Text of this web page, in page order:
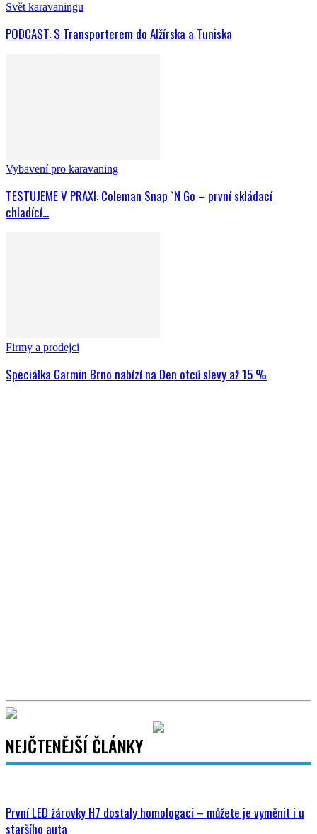
Svět karavaningu
PODCAST: S Transporterem do Alžírska a Tuniska
Vybavení pro karavaning
TESTUJEME V PRAXI: Coleman Snap `N Go – první skládací
chladící...
Firmy a prodejci
Speciálka Garmin Brno nabízí na Den otců slevy až 15 %
NEJČTENĚJŠÍ ČLÁNKY
První LED žárovky H7 dostaly homologaci – můžete je vyměnit i u
staršího auta